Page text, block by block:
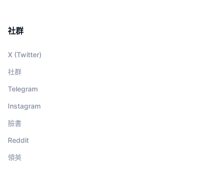
社群
X (Twitter)
社群
Telegram
Instagram
臉書
Reddit
領英